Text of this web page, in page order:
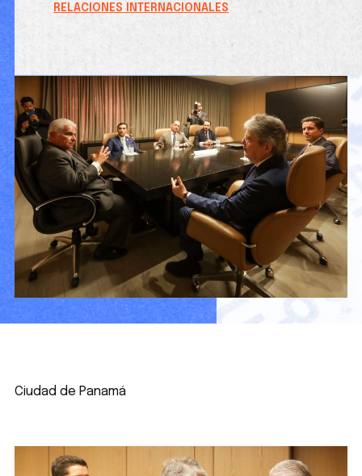
RELACIONES INTERNACIONALES
Ciudad de Panamá